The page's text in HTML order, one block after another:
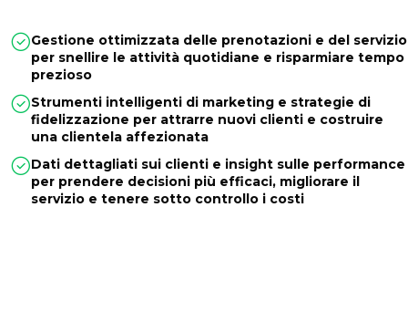
Gestione ottimizzata delle prenotazioni e del servizio
per snellire le attività quotidiane e risparmiare tempo
prezioso
Strumenti intelligenti di marketing e strategie di
fidelizzazione per attrarre nuovi clienti e costruire
una clientela affezionata
Dati dettagliati sui clienti e insight sulle performance
per prendere decisioni più efficaci, migliorare il
servizio e tenere sotto controllo i costi